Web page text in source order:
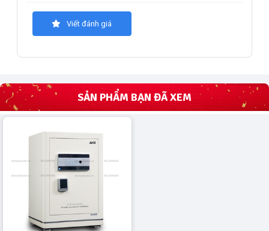
Viết đánh giá
SẢN PHẨM BẠN ĐÃ XEM